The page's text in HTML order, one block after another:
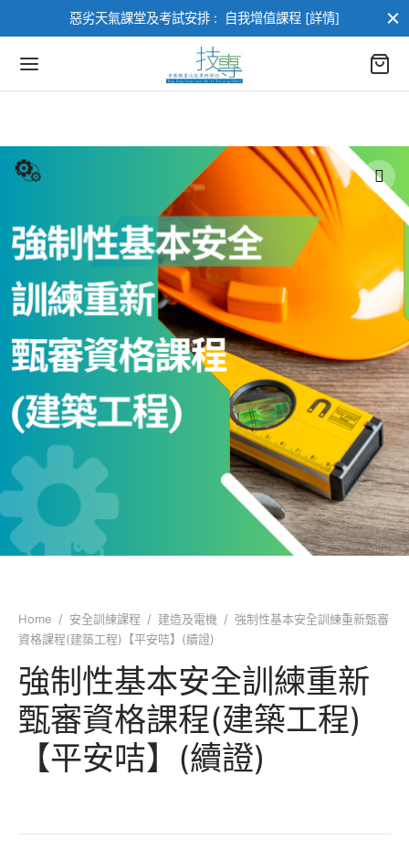
惡劣天氣課堂及考試安排 : 自我增值課程 [詳情]
Home / 安全訓練課程 / 建造及電機 / 強制性基本安全訓練重新甄審
資格課程(建築工程)【平安咭】(續證)
強制性基本安全訓練重新
甄審資格課程(建築工程)
【平安咭】(續證)
返回
程
修課程
練課程
議會課程
課程
返回
修課程
能類
畫類